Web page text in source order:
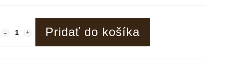
Pridať do košíka